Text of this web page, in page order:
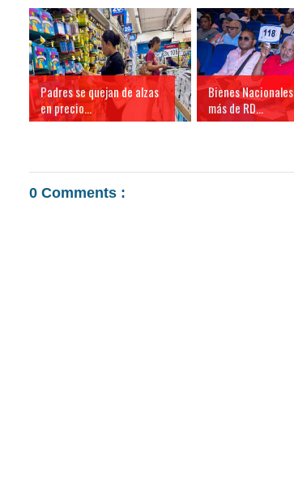
Padres se quejan de alzas
en precio...
Bienes
más de RD...
0 Comments :